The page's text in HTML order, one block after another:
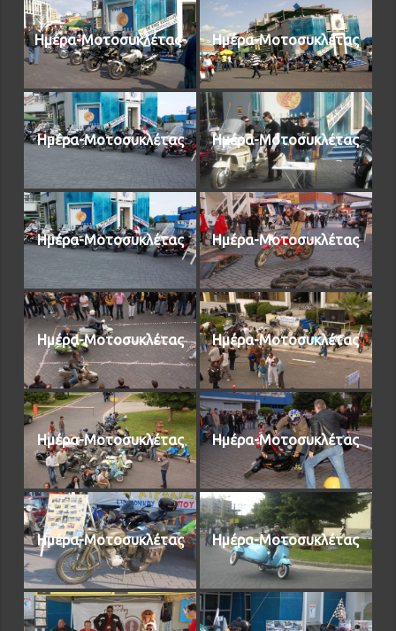
Ημέρα-Μοτοσυκλέτας- Ημέρα-Μοτοσυκλέτας
Ημέρα-Μοτοσυκλέτας Ημέρα-Μοτοσυκλέτας
Ημέρα-Μοτοσυκλέτας Ημέρα-Μοτοσυκλέτας
Ημέρα-Μοτοσυκλέτας Ημέρα-Μοτοσυκλέτας
Ημέρα-Μοτοσυκλέτας Ημέρα-Μοτοσυκλέτας
Ημέρα-Μοτοσυκλέτας Ημέρα-Μοτοσυκλέτας